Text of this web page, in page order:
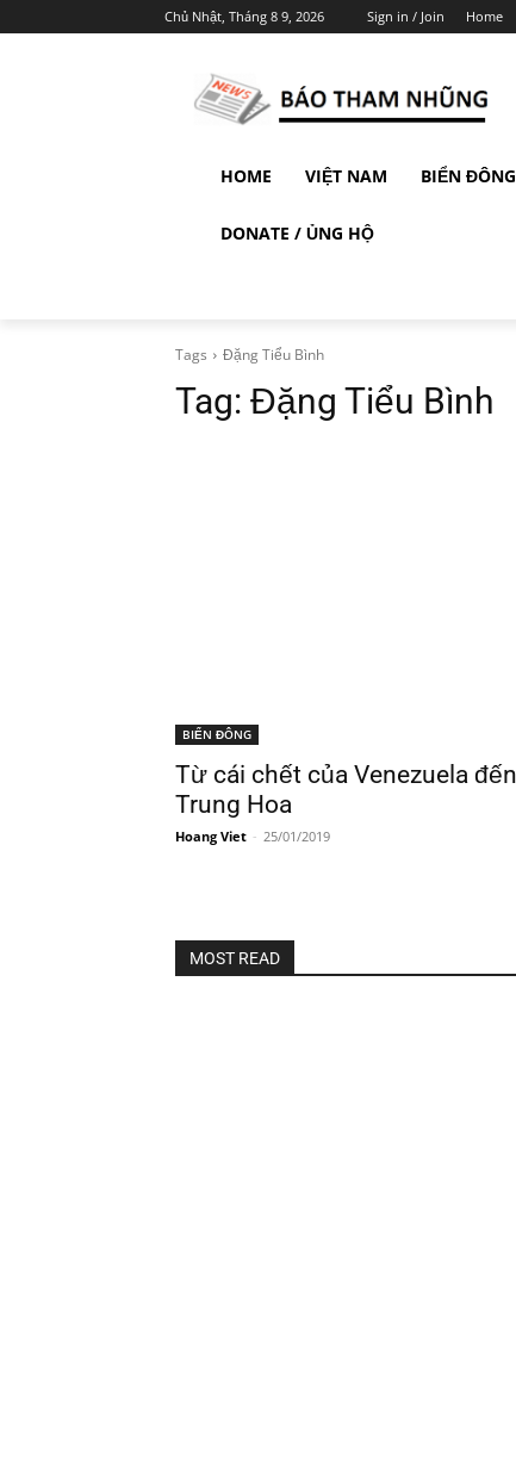
Chủ Nhật, Tháng 8 9, 2026 Sign in / Join Home
HOME VIỆT NAM BIỂN ĐÔNG
DONATE / ỦNG HỘ
Tags Đặng Tiểu Bình
Tag: Đặng Tiểu Bình
BIỂN ĐÔNG
Từ cái chết của Venezuela
Trung Hoa
Hoang Viet - 25/01/2019
MOST READ